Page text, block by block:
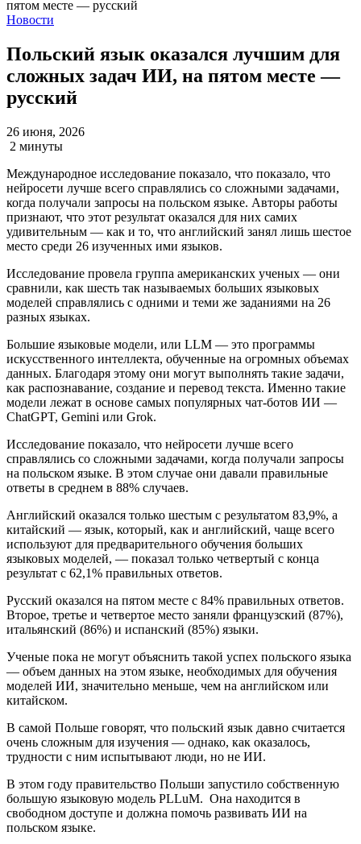
Новости
Польский язык оказался лучшим для
сложных задач ИИ, на пятом месте —
русский
26 июня, 2026
2 минуты
Международное исследование показало, что показало, что
нейросети лучше всего справлялись со сложными задачами,
когда получали запросы на польском языке. Авторы работы
признают, что этот результат оказался для них самих
удивительным — как и то, что английский занял лишь шестое
место среди 26 изученных ими языков.
Исследование провела группа американских ученых — они
сравнили, как шесть так называемых больших языковых
моделей справлялись с одними и теми же заданиями на 26
разных языках.
Большие языковые модели, или LLM — это программы
искусственного интеллекта, обученные на огромных объемах
данных. Благодаря этому они могут выполнять такие задачи,
как распознавание, создание и перевод текста. Именно такие
модели лежат в основе самых популярных чат-ботов ИИ —
ChatGPT, Gemini или Grok.
Исследование показало, что нейросети лучше всего
справлялись со сложными задачами, когда получали запросы
на польском языке. В этом случае они давали правильные
ответы в среднем в 88% случаев.
Английский оказался только шестым с результатом 83,9%, а
китайский — язык, который, как и английский, чаще всего
используют для предварительного обучения больших
языковых моделей, — показал только четвертый с конца
результат с 62,1% правильных ответов.
Русский оказался на пятом месте с 84% правильных ответов.
Второе, третье и четвертое место заняли французский (87%),
итальянский (86%) и испанский (85%) языки.
Ученые пока не могут объяснить такой успех польского языка
— объем данных на этом языке, необходимых для обучения
моделей ИИ, значительно меньше, чем на английском или
китайском.
В самой Польше говорят, что польский язык давно считается
очень сложным для изучения — однако, как оказалось,
трудности с ним испытывают люди, но не ИИ.
В этом году правительство Польши запустило собственную
большую языковую модель PLLuM. Она находится в
свободном доступе и должна помочь развивать ИИ на
польском языке.